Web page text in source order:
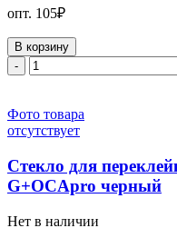
опт. 105₽
В корзину
-
Фото товара
отсутствует
Стекло для
G+OCApro черный
Нет в наличии